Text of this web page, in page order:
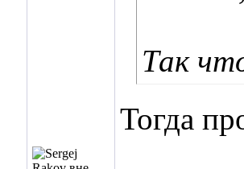
Так
Тогда